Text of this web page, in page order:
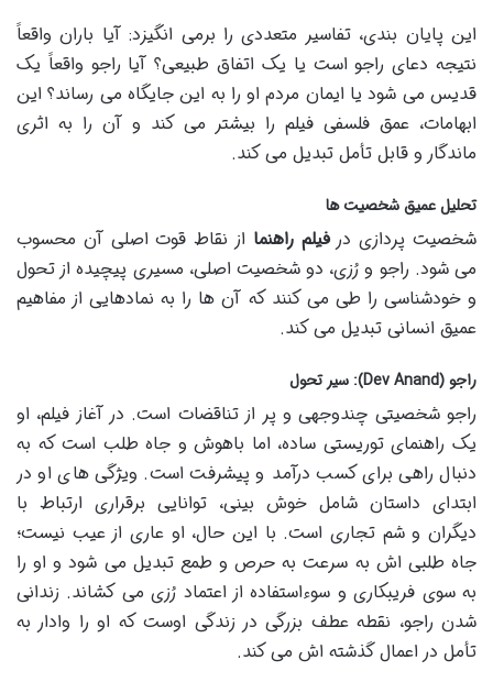
این پایان بندی، تفاسیر متعددی را برمی انگیزد: آیا باران واقعاً
نتیجه دعای راجو است یا یک اتفاق طبیعی؟ آیا راجو واقعاً یک
قدیس می شود یا ایمان مردم او را به این جایگاه می رساند؟ این
ابهامات، عمق فلسفی فیلم را بیشتر می کند و آن را به اثری
ماندگار و قابل تأمل تبدیل می کند.
تحلیل عمیق شخصیت ها
شخصیت پردازی درفیلم راهنما از نقاط قوت اصلی آن محسوب
می شود. راجو و رُزی، دو شخصیت اصلی، مسیری پیچیده از تحول
و خودشناسی را طی می کنند که آن ها را به نمادهایی از مفاهیم
عمیق انسانی تبدیل می کند.
راجو (Dev Anand): سیر تحول
راجو شخصیتی چندوجهی و پر از تناقضات است. در آغاز فیلم، او
یک راهنمای توریستی ساده، اما باهوش و جاه طلب است که به
دنبال راهی برای کسب درآمد و پیشرفت است. ویژگی های او در
ابتدای داستان شامل خوش بینی، توانایی برقراری ارتباط با
دیگران و شم تجاری است. با این حال، او عاری از عیب نیست؛
جاه طلبی اش به سرعت به حرص و طمع تبدیل می شود و او را
به سوی فریبکاری و سوءاستفاده از اعتماد رُزی می کشاند. زندانی
شدن راجو، نقطه عطف بزرگی در زندگی اوست که او را وادار به
تأمل در اعمال گذشته اش می کند.